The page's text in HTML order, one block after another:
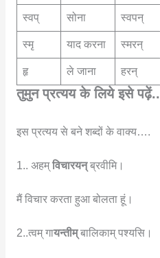
स्वप् सोना स्वपन्
स्मृ याद करना स्मरन्
हृ ले जाना हरन्
तुमुन प्रत्यय के लिये इसे पढ़ें..
इस प्रत्यय से बने शब्दों के वाक्य….
1.. अहम्विचारयन्ब्रवीमि।
मैं विचार करता हुआ बोलता हूं।
2..त्वम् गायन्तीम्बालिकाम् पश्यसि।